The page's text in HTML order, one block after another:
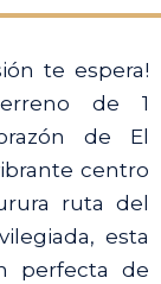
te espera!
de 1
de El
centro
ruta del
esta
perfecta de